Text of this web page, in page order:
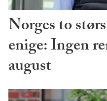
Norges to
enige: Ingen
august